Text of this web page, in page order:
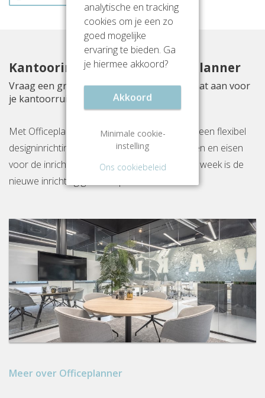
Kantoorinrichting met Officeplanner
Vraag een gratis inrichtingsvoorstel op maat aan voor
je kantoorruimte aan Volmerlaan 5
Met Officeplanner huur, huurkoop of koop je een flexibel
designinrichtingspakket op basis van je wensen en eisen
voor de inrichting van jouw kantoor. Binnen 1 week is de
nieuwe inrichting gereed op locatie.
Meer over Officeplanner
analytische en tracking
cookies om je een zo
goed mogelijke
ervaring te bieden. Ga
je hiermee akkoord?
Akkoord
Minimale cookie-
instelling
Ons cookiebeleid